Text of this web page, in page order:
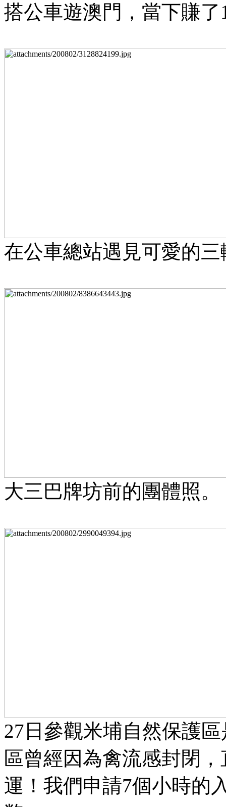
搭公車遊澳門，當下賺了
在公車總站遇見可愛的
大三巴牌坊前的團體照。
27日參觀米埔自然保護
區曾經因為禽流感封閉
運！我們申請7個小時的